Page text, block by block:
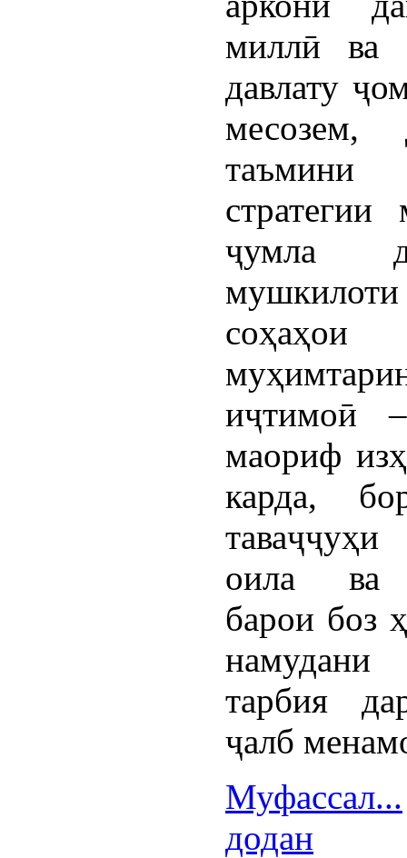
миллӣ ва
давлату
таъмини
ҷумла
соҳаҳои
иҷтимоӣ
маориф
карда,
оила ва
барои боз
тарбия
ҷалб
Муфассал...
додан